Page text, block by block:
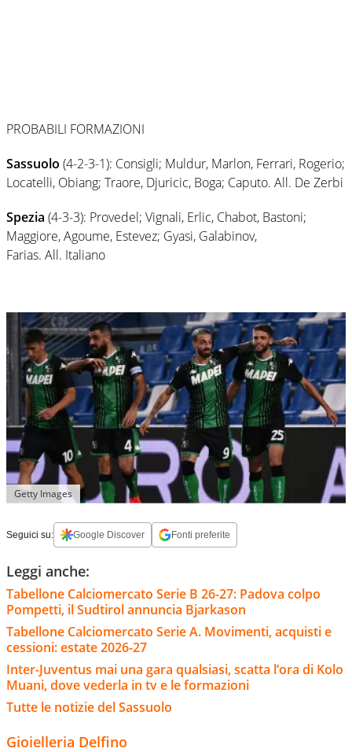
PROBABILI FORMAZIONI
Sassuolo (4-2-3-1): Consigli; Muldur, Marlon, Ferrari, Rogerio;
Locatelli, Obiang; Traore, Djuricic, Boga; Caputo. All. De Zerbi
Spezia (4-3-3): Provedel; Vignali, Erlic, Chabot, Bastoni;
Maggiore, Agoume, Estevez; Gyasi, Galabinov,
Farias. All. Italiano
Getty Images
Seguici su: Google Discover Fonti preferite
Leggi anche:
Tabellone Calciomercato Serie B 26-27: Padova colpo
Pompetti, il Sudtirol annuncia Bjarkason
Tabellone Calciomercato Serie A. Movimenti, acquisti e
cessioni: estate 2026-27
Inter-Juventus mai una gara qualsiasi, scatta l’ora di Kolo
Muani, dove vederla in tv e le formazioni
Tutte le notizie del Sassuolo
Gioielleria Delfino